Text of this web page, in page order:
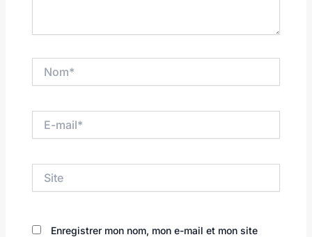
mail*
Enregistrer mon nom, mon e-mail et mon site